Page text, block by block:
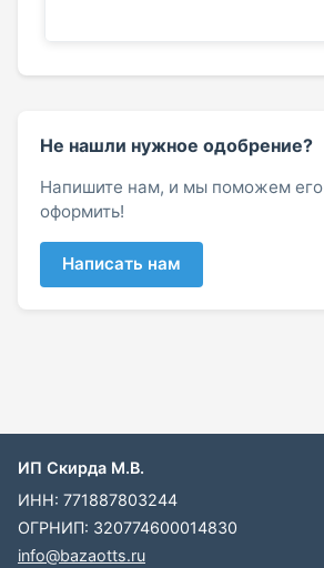
Не нашли нужное одобрение?
Напишите нам, и мы поможем его
оформить!
Написать нам
ИП Скирда М.В.
ИНН: 771887803244
ОГРНИП: 320774600014830
info@bazaotts.ru